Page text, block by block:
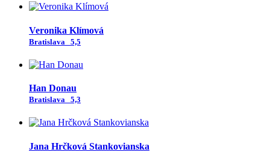
Veronika Klímová
Bratislava 5,5
Han Donau
Bratislava 5,3
Jana Hrčková Stankovianska